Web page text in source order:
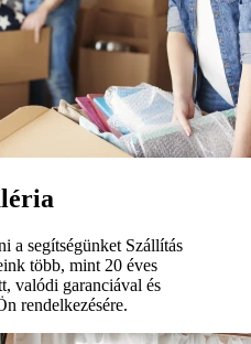
a segítségünket Szállítás
több, mint 20 éves
valódi garanciával és
rendelkezésére.